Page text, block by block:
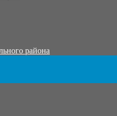
района